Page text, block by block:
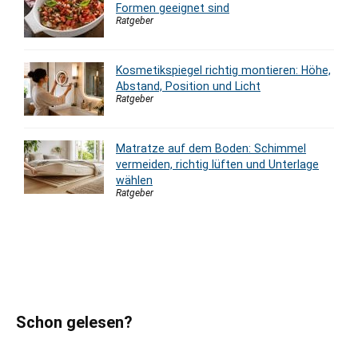
Formen geeignet sind
Ratgeber
Kosmetikspiegel richtig montieren: Höhe,
Abstand, Position und Licht
Ratgeber
Matratze auf dem Boden: Schimmel
vermeiden, richtig lüften und Unterlage
wählen
Ratgeber
Schon gelesen?